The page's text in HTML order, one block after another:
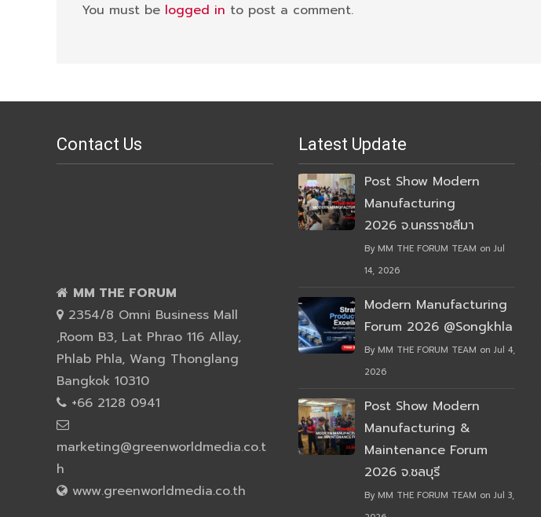
You must be logged in to post a comment.
Contact Us
MM THE FORUM
2354/8 Omni Business Mall
,Room B3, Lat Phrao 116 Allay,
Phlab Phla, Wang Thonglang
Bangkok 10310
+66 2128 0941
marketing@greenworldmedia.co.t
h
www.greenworldmedia.co.th
Latest Update
Post Show Modern
Manufacturing
2026 จ.นครราชสีมา
By MM THE FORUM TEAM on Jul
14, 2026
Modern Manufacturing
Forum 2026 @Songkhla
By MM THE FORUM TEAM on Jul 4,
2026
Post Show Modern
Manufacturing &
Maintenance Forum
2026 จ.ชลบุรี
By MM THE FORUM TEAM on Jul 3,